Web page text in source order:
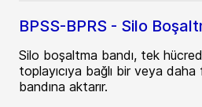
BPSS-BPRS - Silo
Silo boşaltma bandı, tek
toplayıcıya bağlı bir veya
bandına aktarır.